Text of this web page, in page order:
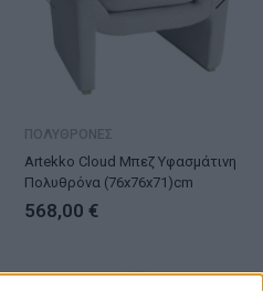
ΠΟΛΥΘΡΟΝΕΣ
Artekko Cloud Μπεζ Υφασμάτινη
Πολυθρόνα (76x76x71)cm
568,00 €